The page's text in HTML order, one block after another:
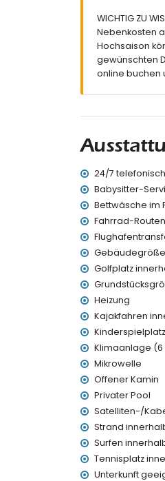
Eigenes
2
Außenbereich
Großes und
Spielplatz
Sitzbereich
2 private
Weitere
Die
Einrichtungen
Internet (WiFi)
Bügeleisen
Bettwäsche
Heizung
WICHTIG ZU
Nebenkosten
Hochsaison
gewünschten
online buchen
24/7
Babysitter-
Bettwäsche im
Fahrrad-
Gebäudegröße
Golfplatz
Heizung
Kajakfahren
Kinderspielplatz
Klimaanlage (6
Mikrowelle
Offener Kamin
Privater Pool
Satelliten-/
Strand
Surfen
Tennisplatz
Unterkunft